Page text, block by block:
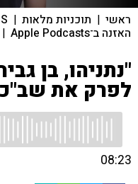
ראשי | תוכניות מלאות |
האזנה ב־Apple Podcasts |
"נתניהו, בן
לפרק את
08:23